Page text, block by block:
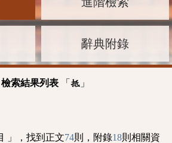
辭典附錄
索結果列表 「 抵 」
」，找到正文74則，附錄18則相關資